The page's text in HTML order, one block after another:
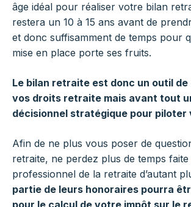
âge idéal pour réaliser votre bilan
restera un 10 à 15 ans avant de
et donc suffisamment de temps pour
mise en place porte ses fruits.
Le bilan retraite est donc un outil
vos droits retraite mais avant tout
décisionnel stratégique pour piloter
Afin de ne plus vous poser de
retraite, ne perdez plus de temps
professionnel de la retraite d’autant
partie de leurs honoraires pourra